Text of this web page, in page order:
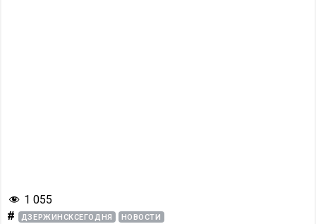
1 055
# ДЗЕРЖИНСКСЕГОДНЯ НОВОСТИ